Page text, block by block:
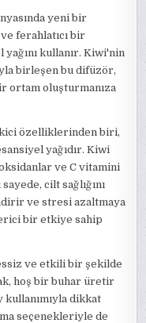
yeni bir
ferahlatıcı bir
kullanır. Kiwi'nin
birleşen bu difüzör,
ortam oluşturmanıza
özelliklerinden biri,
yağıdır. Kiwi
ve C vitamini
cilt sağlığını
ve stresi azaltmaya
bir etkiye sahip
ve etkili bir şekilde
hoş bir buhar üretir
kullanımıyla dikkat
seçenekleriyle de